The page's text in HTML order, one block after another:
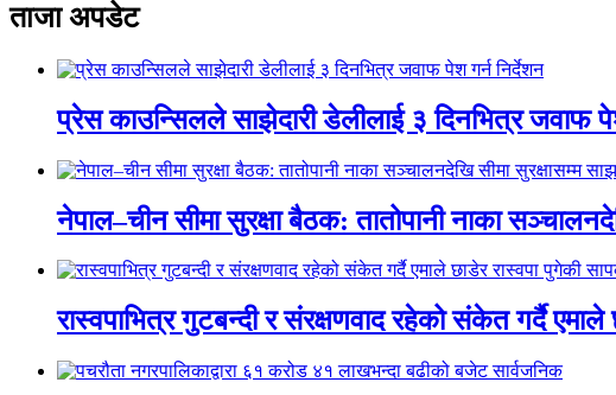
ताजा अपडेट
प्रेस काउन्सिलले साझेदारी डेलीलाई ३ दिनभित्र जवाफ
नेपाल–चीन सीमा सुरक्षा बैठक: तातोपानी नाका
रास्वपाभित्र गुटबन्दी र संरक्षणवाद रहेको संकेत गर्दै